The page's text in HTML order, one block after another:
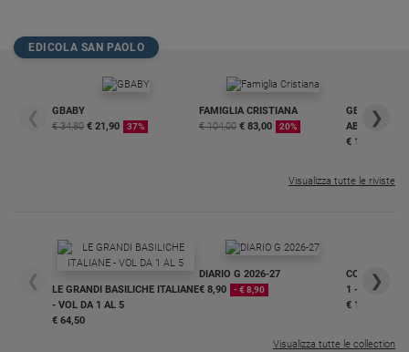
EDICOLA SAN PAOLO
❮
GBABY
€ 34,80 € 21,90 37%
FAMIGLIA CRISTIANA
€ 104,00 € 83,00 20%
GBABY
€ 16,99
❯
Visualizza tutte le riviste
❮
LE GRANDI BASILICHE ITALIANE
- VOL DA 1 AL 5
€ 64,50
DIARIO G 2026-27
€ 8,90
- € 8,90
COLLANA
1 - 2
€ 18,50
❯
Visualizza tutte le collection